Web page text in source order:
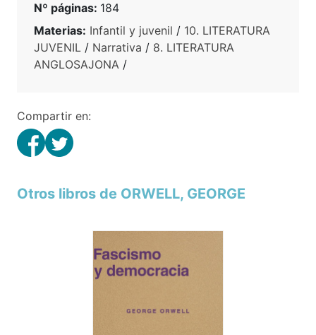
Nº páginas: 184
Materias: Infantil y juvenil / 10. LITERATURA
JUVENIL / Narrativa / 8. LITERATURA
ANGLOSAJONA /
Compartir en:
Otros libros de ORWELL, GEORGE